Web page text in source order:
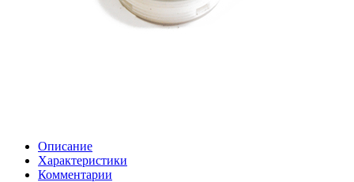
Описание
Характеристики
Комментарии